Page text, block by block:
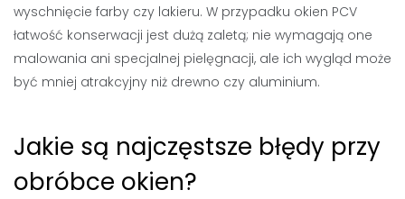
wyschnięcie farby czy lakieru. W przypadku okien PCV
łatwość konserwacji jest dużą zaletą; nie wymagają one
malowania ani specjalnej pielęgnacji, ale ich wygląd może
być mniej atrakcyjny niż drewno czy aluminium.
Jakie są najczęstsze błędy przy
obróbce okien?